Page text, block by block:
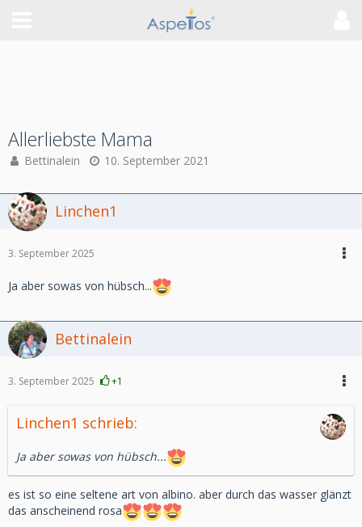
Allerliebste Mama
Bettinalein 10. September 2021
Linchen1
3. September 2025
Ja aber sowas von hübsch...
Bettinalein
3. September 2025 +1
Linchen1 schrieb:
Ja aber sowas von hübsch...
es ist so eine seltene art von albino. aber durch das wasser glänzt
das anscheinend rosa